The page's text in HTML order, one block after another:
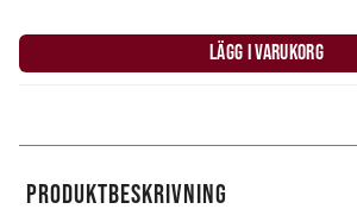
LÄGG I VARUKORG
PRODUKTBESKRIVNING